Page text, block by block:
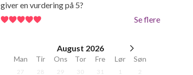
giver en vurdering på 5?
Se flere
August 2026
Man Tir Ons Tor Fre Lør Søn
27 28 29 30 31 1 2